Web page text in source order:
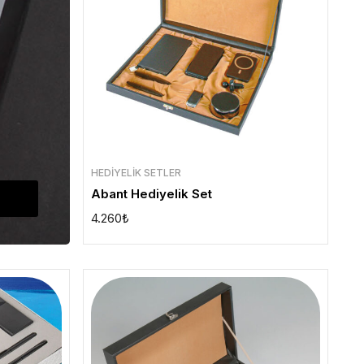
HEDIYELIK SETLER
Abant Hediyelik Set
4.260₺